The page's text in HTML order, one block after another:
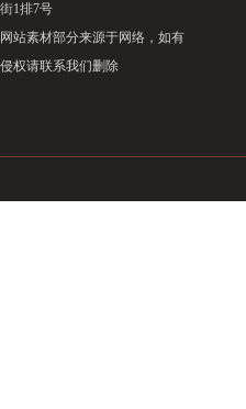
街1排7号
网站素材部分来源于网络，如有
侵权请联系我们删除